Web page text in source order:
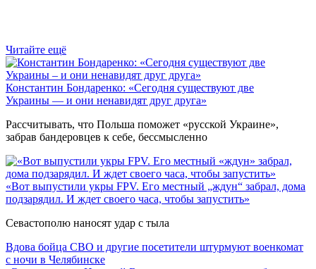
Читайте ещё
Константин Бондаренко: «Сегодня существуют две
Украины — и они ненавидят друг друга»
Рассчитывать, что Польша поможет «русской Украине»,
забрав бандеровцев к себе, бессмысленно
«Вот выпустили укры FPV. Его местный „ждун“ забрал, дома
подзарядил. И ждет своего часа, чтобы запустить»
Севастополю наносят удар с тыла
Вдова бойца СВО и другие посетители штурмуют военкомат
с ночи в Челябинске